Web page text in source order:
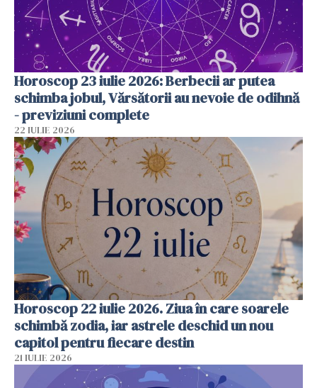
Horoscop 23 iulie 2026: Berbecii ar putea
schimba jobul, Vărsătorii au nevoie de odihnă
- previziuni complete
22 IULIE 2026
Horoscop 22 iulie 2026. Ziua în care soarele
schimbă zodia, iar astrele deschid un nou
capitol pentru fiecare destin
21 IULIE 2026